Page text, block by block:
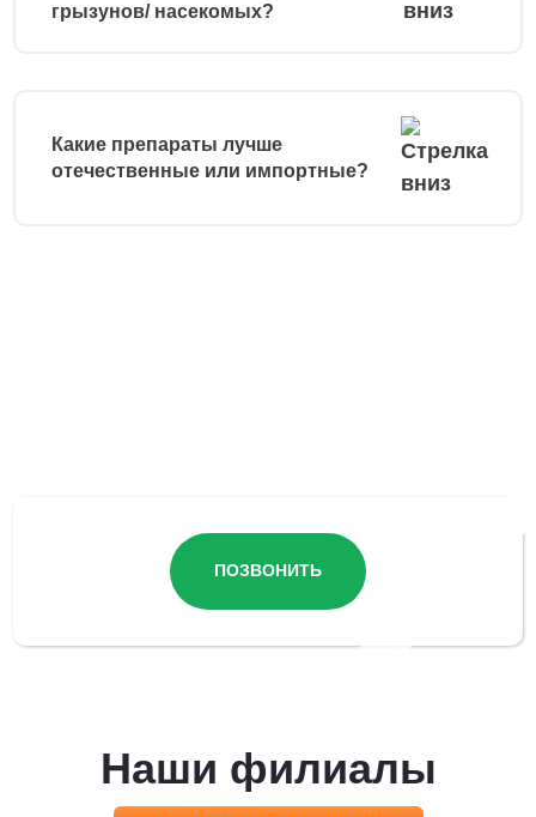
грызунов/ насекомых?
Какие препараты лучше
отечественные или импортные?
ПОЗВОНИТЬ
Наши филиалы